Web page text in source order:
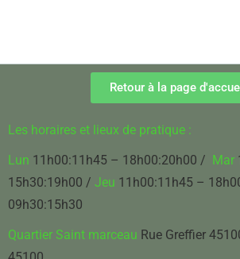
Retour à la page
Les horaires et lieux de pratique :
Lun 11h00:11h45 – 18h00:20h00 / Mar
15h30:19h00 / Jeu 11h00:11h45 –
09h30:15h30
Quartier Saint marceau Rue Greffier